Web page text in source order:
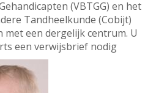
(VBTGG) en het
Tandheelkunde (Cobijt)
een dergelijk centrum. U
een verwijsbrief nodig